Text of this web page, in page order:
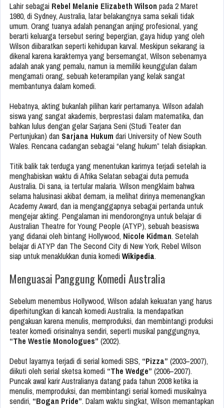
Lahir sebagai Rebel Melanie Elizabeth Wilson pada 2 Maret
1980, di Sydney, Australia, latar belakangnya sama sekali tidak
umum. Orang tuanya adalah penangan anjing profesional, yang
berarti keluarga tersebut sering bepergian, gaya hidup yang oleh
Wilson diibaratkan seperti kehidupan karval. Meskipun sekarang ia
dikenal karena karakternya yang bersemangat, Wilson sebenarnya
adalah anak yang pemalu, namun ia memiliki keunggulan dalam
mengamati orang, sebuah keterampilan yang kelak sangat
membantunya dalam komedi.
Hebatnya, akting bukanlah pilihan karir pertamanya. Wilson adalah
siswa yang sangat akademis, berprestasi dalam matematika, dan
bahkan lulus dengan gelar Sarjana Seni (Studi Teater dan
Pertunjukan) dan Sarjana Hukum dari University of New South
Wales. Rencana cadangan sebagai “elang hukum” telah disiapkan.
Titik balik tak terduga yang menentukan karirnya terjadi setelah ia
menghabiskan waktu di Afrika Selatan sebagai duta pemuda
Australia. Di sana, ia tertular malaria. Wilson mengklaim bahwa
selama halusinasi akibat demam, ia melihat dirinya memenangkan
Academy Award, dan ia menganggapnya sebagai pertanda untuk
mengejar akting. Pengalaman ini mendorongnya untuk belajar di
Australian Theatre for Young People (ATYP), sebuah beasiswa
yang didanai oleh bintang Hollywood, Nicole Kidman. Setelah
belajar di ATYP dan The Second City di New York, Rebel Wilson
siap untuk menaklukkan dunia komedi Wikipedia.
Menguasai Panggung Komedi Australia
Sebelum menembus Hollywood, Wilson adalah kekuatan yang harus
diperhitungkan di kancah komedi Australia. Ia mendapatkan
pengakuan karena menulis, memproduksi, dan membintangi produksi
teater komedi orisinalnya sendiri, seperti musikal panggungnya,
“The Westie Monologues” (2002).
Debut layarnya terjadi di serial komedi SBS, “Pizza” (2003–2007),
diikuti oleh serial sketsa komedi “The Wedge” (2006–2007).
Puncak awal karir Australianya datang pada tahun 2008 ketika ia
menulis, memproduksi, dan membintangi serial komedi musikalnya
sendiri, “Bogan Pride”. Dalam waktu singkat, Wilson memantapkan